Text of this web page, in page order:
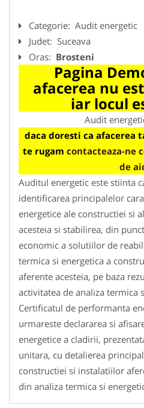
Categorie: Audit energetic
Judet: Suceava
Oras: Brosteni
Pagina
afacerea nu
iar locul
Audit
daca doresti ca afacerea
te rugam contacteaza-ne
de
Auditul energetic este stiinta
identificarea principalelor
energetice ale constructiei si
acesteia si stabilirea, din
economic a solutiilor de
termica si energetica a
aferente acesteia, pe baza
activitatea de analiza termica
Certificatul de performanta
urmareste declararea si
energetice a cladirii,
unitara, cu detalierea
constructiei si instalatiilor
din analiza termica si